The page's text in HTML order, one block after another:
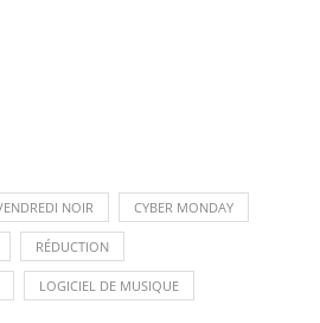
NOIR CYBER MONDAY
RÉDUCTION
LOGICIEL DE MUSIQUE